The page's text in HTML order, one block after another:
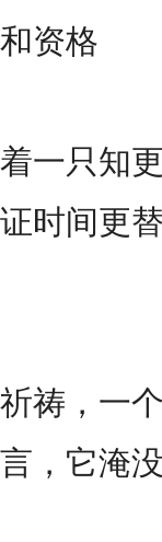
资格
一只知
时间更
祷，一
，它淹